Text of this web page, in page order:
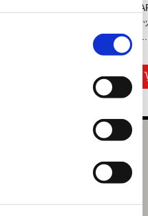
440円 (税込)
フ
カー CAPCOMガール キ
キャミィ